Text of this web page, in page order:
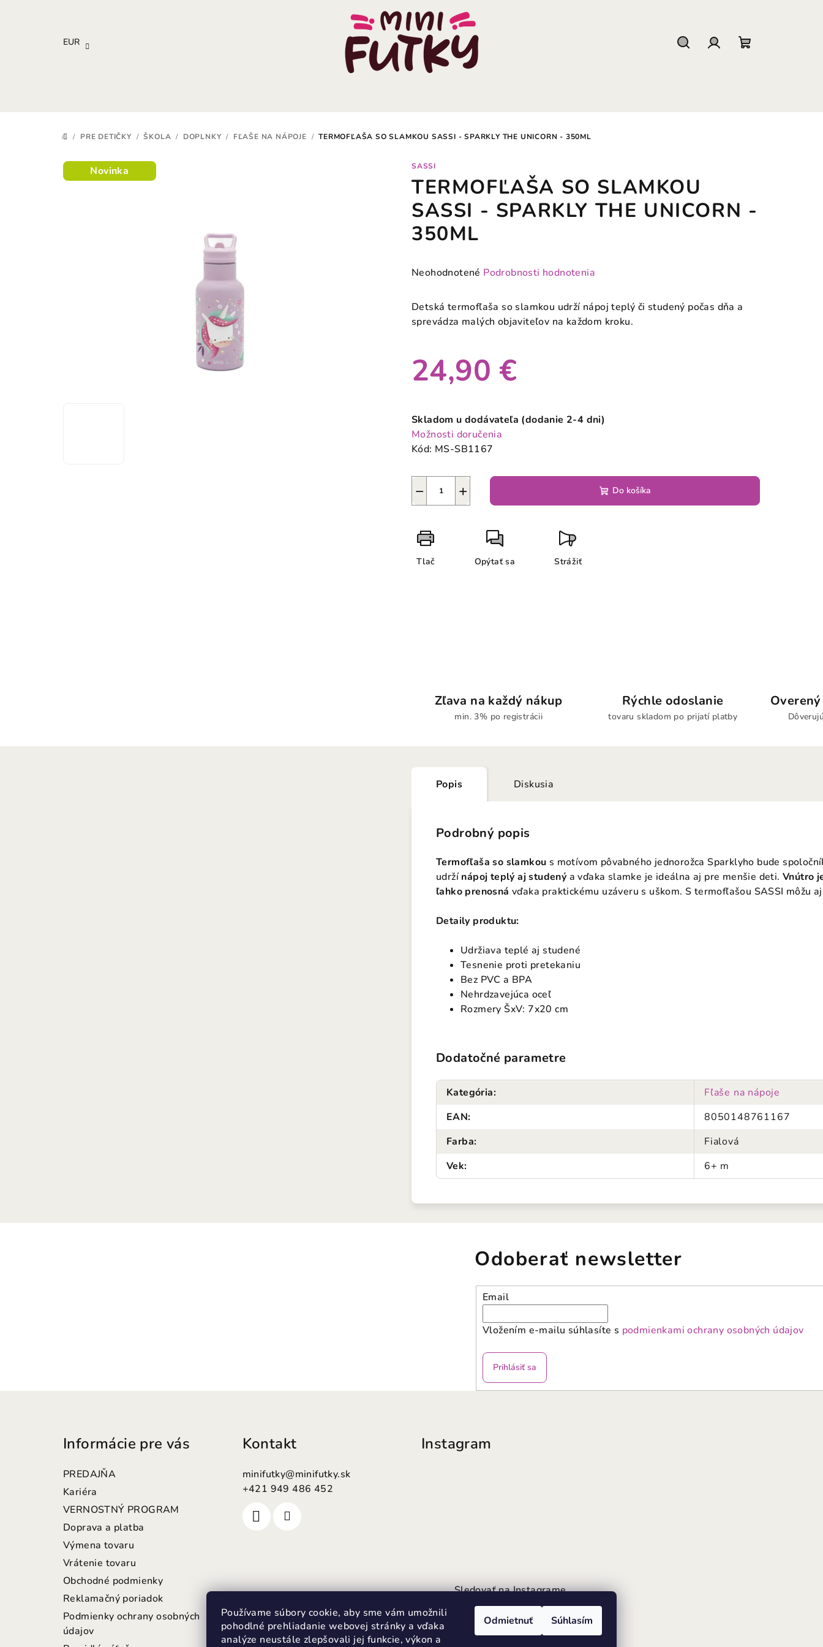
Používame súbory cookie, aby sme vám umožnili
pohodlné prehliadanie webovej stránky a vďaka
analýze neustále zlepšovali jej funkcie, výkon a
Odmietnuť Súhlasím
EUR
DOMOV
/ PRE DETIČKY / ŠKOLA / DOPLNKY / FĽAŠE NA NÁPOJE / TERMOFĽAŠA SO SLAMKOU SASSI - SPARKLY THE UNICORN - 350ML
SASSI
TERMOFĽAŠA SO SLAMKOU
SASSI - SPARKLY THE UNICORN -
350ML
Priemerné
produktu
0,0
5
hviezdičiek.
Neohodnotené Podrobnosti hodnotenia
Detská termofľaša so slamkou udrží nápoj teplý či studený počas dňa a
sprevádza malých objaviteľov na každom kroku.
24,90 €
cena:
Skladom u dodávateľa (dodanie 2-4 dni)
Možnosti doručenia
Kód: MS-SB1167
+
− Do košíka
Tlač Opýtať sa Strážiť
Novinka
Zľava na každý nákup
min. 3% po registrácii
Rýchle odoslanie
tovaru skladom po prijatí platby
Popis Diskusia
Podrobný popis
Termofľaša so slamkou s motívom pôvabného jednorožca Sparklyho bude
udrží nápoj teplý aj studený a vďaka slamke je ideálna aj pre menšie deti.Vnútro
ľahko prenosná vďaka praktickému uzáveru s uškom. S termofľašou SASSI môžu
Detaily produktu:
Udržiava teplé aj studené
Tesnenie proti pretekaniu
Bez PVC a BPA
Nehrdzavejúca oceľ
Rozmery ŠxV: 7x20 cm
Dodatočné parametre
Kategória:
Fľaše na nápoje
EAN:
8050148761167
Farba:
Fialová
Vek: 6+ m
Odoberať newsletter
Email
Vložením e-mailu súhlasíte s podmienkami ochrany osobných údajov
Prihlásiť sa
Informácie pre vás
PREDAJŇA
Kariéra
VERNOSTNÝ PROGRAM
Doprava a platba
Výmena tovaru
Vrátenie tovaru
Obchodné podmienky
Reklamačný poriadok
Podmienky ochrany osobných
údajov
Kontakt
minifutky@minifutky.sk
+421 949 486 452
Instagram
Sledovať na Instagrame